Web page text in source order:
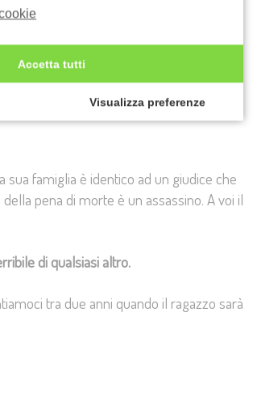
Accetta tutti
Visualizza preferenze
solo se un bambino vuole
l’ipotesi.
anni, che ha subito abusi sessuali da
padre non mi faccia più quelle cose
famiglia è identico ad un giudice che
pena di morte è un assassino. A voi il
di qualsiasi altro.
tra due anni quando il ragazzo sarà